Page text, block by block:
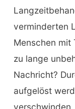
verminderten
Menschen mit
zu lange
Nachricht?
aufgelöst
verschwinden.